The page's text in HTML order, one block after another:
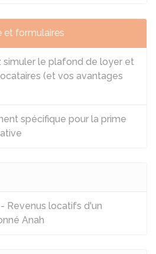
et formulaires
simuler le plafond de loyer et
(et vos avantages
spécifique pour la prime
Revenus locatifs d'un
Anah